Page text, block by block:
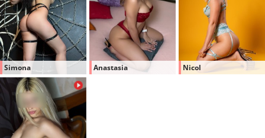
Simona Anastasia Nicol